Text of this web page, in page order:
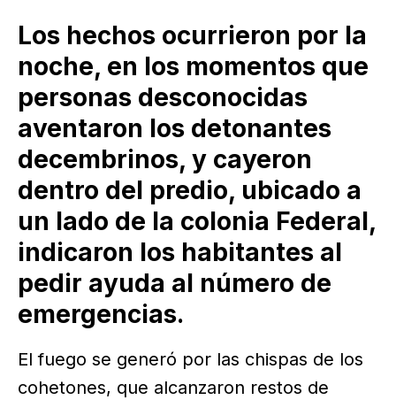
Los hechos ocurrieron por la
noche, en los momentos que
personas desconocidas
aventaron los detonantes
decembrinos, y cayeron
dentro del predio, ubicado a
un lado de la colonia Federal,
indicaron los habitantes al
pedir ayuda al número de
emergencias.
El fuego se generó por las chispas de los
cohetones, que alcanzaron restos de